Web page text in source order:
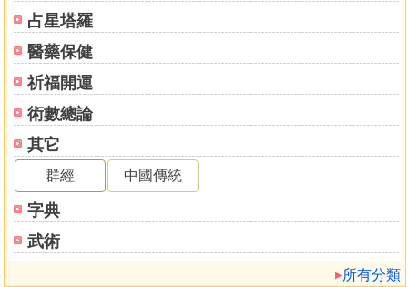
占星塔羅
醫藥保健
祈福開運
術數總論
其它
群經 中國傳統
字典
武術
所有分類
未（羊）生肖五行生剋之六種型態
未（羊）喜忌
未（羊）生人生月吉凶
姓名解析範例
申猴
申（猴）年出生之姓名吉凶概論
申（猴）生剋
申（猴）生肖五行生剋之六種型態
申（猴）喜忌
申（猴）生人生月吉凶
姓名解析範例
酉雞